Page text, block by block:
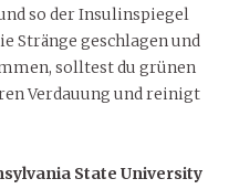
so der Insulinspiegel
Stränge geschlagen und
solltest du grünen
Verdauung und reinigt
State University